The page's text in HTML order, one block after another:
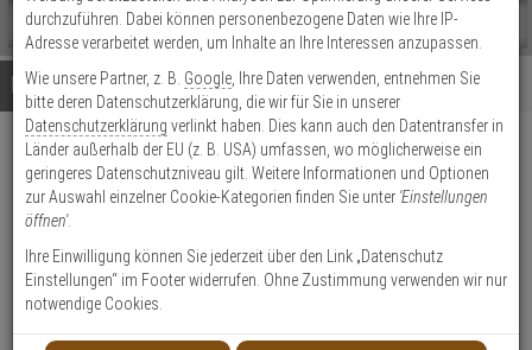
Shop
durchsuchen
Bitte
geben
Sie
mindestens
Zeichen
ein,
um
Suche
Es
wurde
noch
Kategorien
Suche
gestartet
Details Beratung
Dahua - ADS-65LSI-52-1
48060G VI - Netzteil B-Ware
Produktmerkmale B-Ware
durchzuführen. Dabei können personenbezogene Daten wie Ihre IP-
Adresse verarbeitet werden, um Inhalte an Ihre Interessen anzupassen.
Wie unsere Partner, z. B. Google , Ihre Daten verwenden, entnehmen Sie
bitte deren Datenschutzerklärung, die wir für Sie in unserer
Datenschutzerklärung verlinkt haben. Dies kann auch den Datentransfer in
Länder außerhalb der EU (z. B. USA) umfassen, wo möglicherweise ein
geringeres Datenschutzniveau gilt. Weitere Informationen und Optionen
zur Auswahl einzelner Cookie-Kategorien finden Sie unter 'Einstellungen
öffnen'.
Ihre Einwilligung können Sie jederzeit über den Link „Datenschutz
Einstellungen“ im Footer widerrufen. Ohne Zustimmung verwenden wir nur
notwendige Cookies.